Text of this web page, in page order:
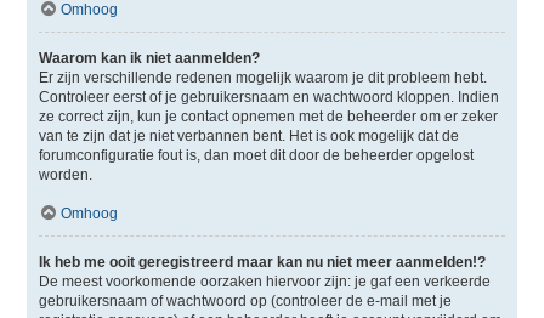
Omhoog
Waarom kan ik niet aanmelden?
Er zijn verschillende redenen mogelijk waarom je dit probleem hebt.
Controleer eerst of je gebruikersnaam en wachtwoord kloppen. Indien
ze correct zijn, kun je contact opnemen met de beheerder om er zeker
van te zijn dat je niet verbannen bent. Het is ook mogelijk dat de
forumconfiguratie fout is, dan moet dit door de beheerder opgelost
worden.
Omhoog
Ik heb me ooit geregistreerd maar kan nu niet meer aanmelden!?
De meest voorkomende oorzaken hiervoor zijn: je gaf een verkeerde
gebruikersnaam of wachtwoord op (controleer de e-mail met je